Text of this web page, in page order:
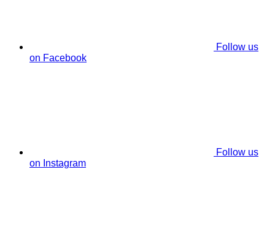
Follow us
on Facebook
Follow us
on Instagram